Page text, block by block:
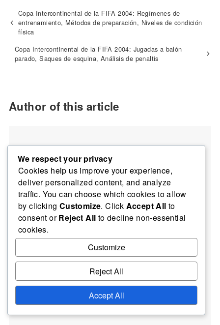
Copa Intercontinental de la FIFA 2004: Regímenes de
entrenamiento, Métodos de preparación, Niveles de condición
física
Copa Intercontinental de la FIFA 2004: Jugadas a balón
parado, Saques de esquina, Análisis de penaltis
Author of this article
Clara Whitaker
Analista y escritora de deportes apasionada, Clara ha
pasado más de una década desentrañando las
complejidades del fútbol internacional. Su análisis
profundo de la Copa Intercontinental de la FIFA 2004
muestra su experiencia y amor por el juego, lo que la
convierte en una voz respetada en el periodismo
To article list
We respect your privacy
Cookies help us improve your experience,
deliver personalized content, and analyze
traffic. You can choose which cookies to allow
by clicking Customize. Click Accept All to
consent orReject All to decline non-essential
cookies.
Customize
Reject All
Accept All